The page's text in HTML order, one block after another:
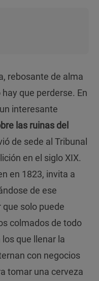
rebosante de alma
que perderse. En
interesante
las ruinas del
de sede al Tribunal
en el siglo XIX.
en 1823, invita a
de ese
solo puede
colmados de todo
que llenar la
con negocios
tomar una cerveza